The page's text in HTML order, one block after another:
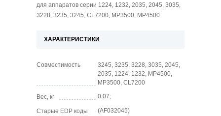
для аппаратов серии 1224, 1232, 2035, 2045, 3035,
3228, 3235, 3245, CL7200, MP3500, MP4500
ХАРАКТЕРИСТИКИ
Совместимость
3245, 3235, 3228, 3035, 2045,
2035, 1224, 1232, MP4500,
MP3500, CL7200
Вес, кг 0.07;
Старые EDP коды
(AF032045)